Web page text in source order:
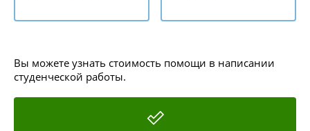
Вы можете узнать стоимость помощи в написании
студенческой работы.